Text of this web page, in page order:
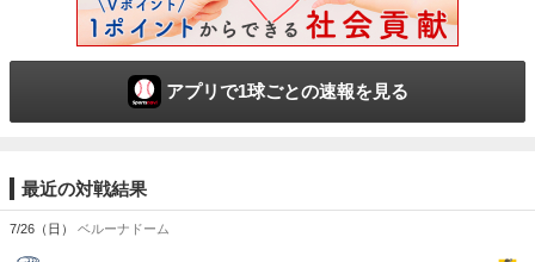
アプリで1球ごとの速報を見る
最近の対戦結果
7/26（日） ベルーナドーム